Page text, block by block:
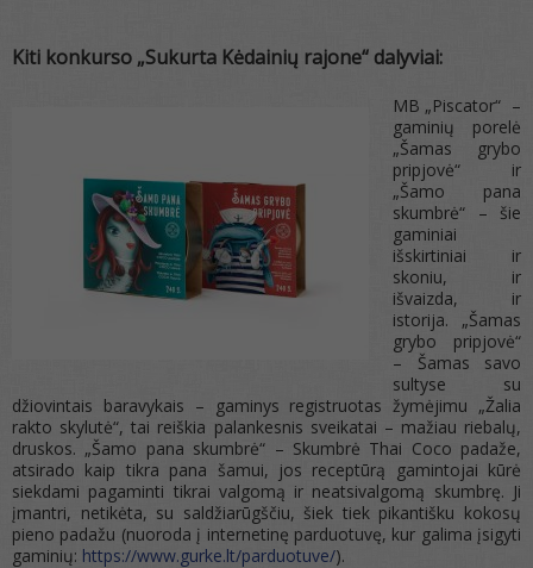
Kiti konkurso „Sukurta Kėdainių rajone“ dalyviai:
MB „Piscator“ –
gaminių porelė
„Šamas grybo
pripjovė“ ir
„Šamo pana
skumbrė“ – šie
gaminiai
išskirtiniai ir
skoniu, ir
išvaizda, ir
istorija. „Šamas
grybo pripjovė“
– Šamas savo
sultyse su
džiovintais baravykais – gaminys registruotas žymėjimu „Žalia
rakto skylutė“, tai reiškia palankesnis sveikatai – mažiau riebalų,
druskos. „Šamo pana skumbrė“ – Skumbrė Thai Coco padaže,
atsirado kaip tikra pana šamui, jos receptūrą gamintojai kūrė
siekdami pagaminti tikrai valgomą ir neatsivalgomą skumbrę. Ji
įmantri, netikėta, su saldžiarūgščiu, šiek tiek pikantišku kokosų
pieno padažu (nuoroda į internetinę parduotuvę, kur galima įsigyti
gaminių: https://www.gurke.lt/parduotuve/).